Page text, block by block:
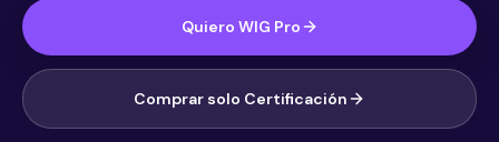
Quiero WIG Pro
Comprar solo Certificación